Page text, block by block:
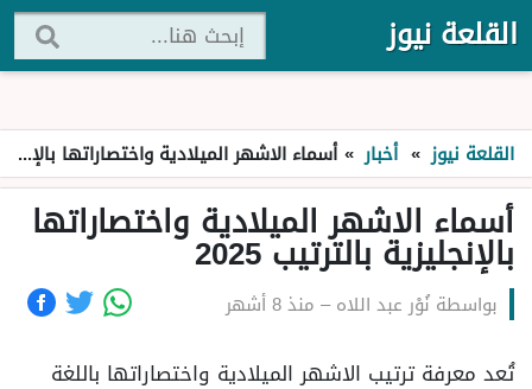
القلعة نيوز
القلعة نيوز » أخبار » أسماء الاشهر الميلادية واختصاراتها بالإنجليزية بالترتيب 2025
أسماء الاشهر الميلادية واختصاراتها
بالإنجليزية بالترتيب 2025
بواسطة نُوْر عبد اللاه– منذ 8 أشهر
تُعد معرفة ترتيب الاشهر الميلادية واختصاراتها باللغة